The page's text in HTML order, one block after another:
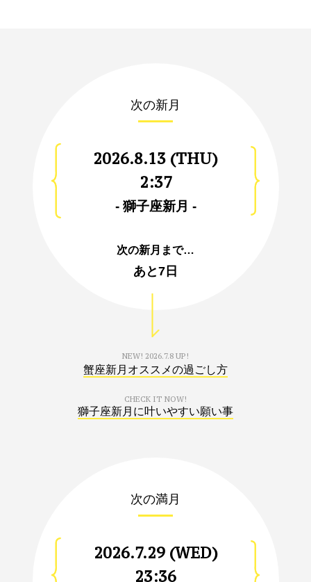
次の新月
2026.8.13 (THU)
2:37
- 獅子座新月 -
次の新月まで…
あと7日
NEW! 2026.7.8 UP!
蟹座新月オススメの過ごし方
CHECK IT NOW!
獅子座新月に叶いやすい願い事
次の満月
2026.7.29 (WED)
23:36